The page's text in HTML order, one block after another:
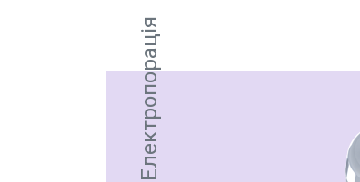
Електропорація